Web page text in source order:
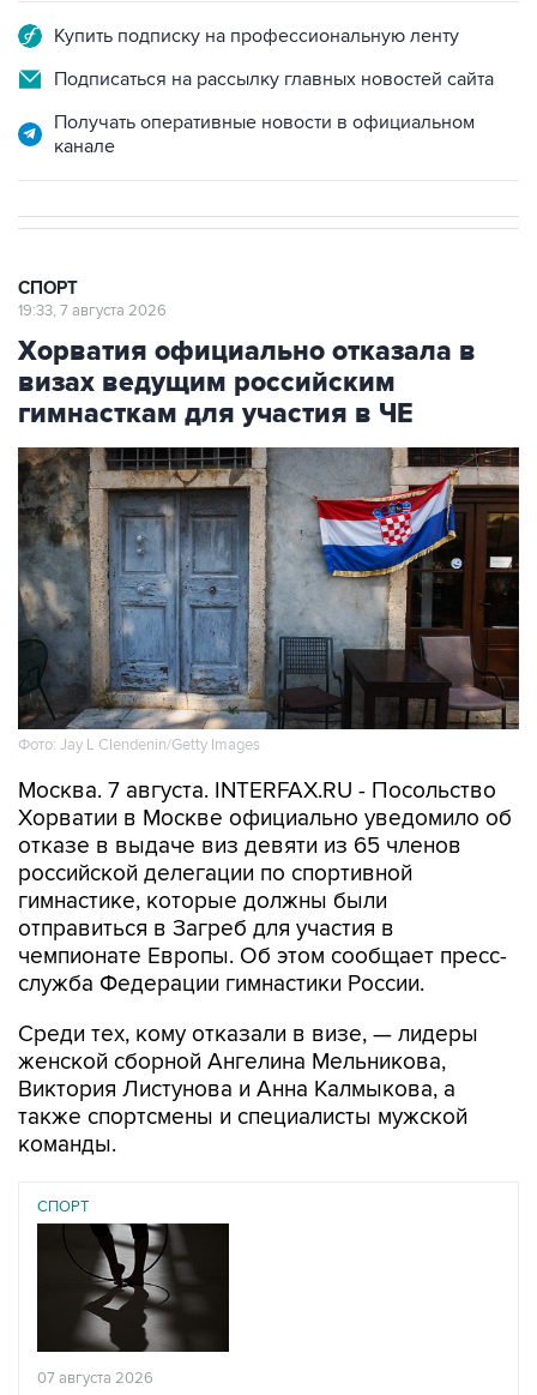
Купить подписку на профессиональную ленту
Подписаться на рассылку главных новостей сайта
Получать оперативные новости в официальном
канале
СПОРТ
19:33, 7 августа 2026
Хорватия официально отказала в
визах ведущим российским
гимнасткам для участия в ЧЕ
Фото: Jay L Clendenin/Getty Images
Москва. 7 августа. INTERFAX.RU - Посольство
Хорватии в Москве официально уведомило об
отказе в выдаче виз девяти из 65 членов
российской делегации по спортивной
гимнастике, которые должны были
отправиться в Загреб для участия в
чемпионате Европы. Об этом сообщает пресс-
служба Федерации гимнастики России.
Среди тех, кому отказали в визе, — лидеры
женской сборной Ангелина Мельникова,
Виктория Листунова и Анна Калмыкова, а
также спортсмены и специалисты мужской
команды.
СПОРТ
07 августа 2026